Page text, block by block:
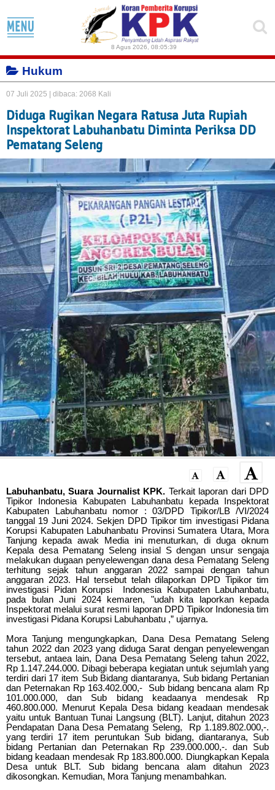
8 Agus 2026 08:05:39
Hukum
07 Juli 2025 | dibaca: 2068 Kali
Diduga Rugikan Negara Ratusa Juta Rupiah
Inspektorat Labuhanbatu Diminta Periksa DD
Pematang Seleng
Labuhanbatu, Suara Journalist KPK. Terkait laporan dari DPD
Tipikor Indonesia Kabupaten Labuhanbatu kepada Inspektorat
Kabupaten Labuhanbatu nomor : 03/DPD Tipikor/LB /VI/2024
tanggal 19 Juni 2024. Sekjen DPD Tipikor tim investigasi Pidana
Korupsi Kabupaten Labuhanbatu Provinsi Sumatera Utara, Mora
Tanjung kepada awak Media ini menuturkan, di duga oknum
Kepala desa Pematang Seleng insial S dengan unsur sengaja
melakukan dugaan penyelewengan dana desa Pematang Seleng
terhitung sejak tahun anggaran 2022 sampai dengan tahun
anggaran 2023. Hal tersebut telah dilaporkan DPD Tipikor tim
investigasi Pidan Korupsi Indonesia Kabupaten Labuhanbatu,
pada bulan Juni 2024 kemaren, "udah kita laporkan kepada
Inspektorat melalui surat resmi laporan DPD Tipikor Indonesia tim
investigasi Pidana Korupsi Labuhanbatu ,” ujarnya.
Mora Tanjung mengungkapkan, Dana Desa Pematang Seleng
tahun 2022 dan 2023 yang diduga Sarat dengan penyelewengan
tersebut, antaea lain, Dana Desa Pematang Seleng tahun 2022,
Rp 1.147.244.000. Dibagi beberapa kegiatan untuk sejumlah yang
terdiri dari 17 item Sub Bidang diantaranya, Sub bidang Pertanian
dan Peternakan Rp 163.402.000,- Sub bidang bencana alam Rp
101.000.000, dan Sub bidang keadaanya mendesak Rp
460.800.000. Menurut Kepala Desa bidang keadaan mendesak
yaitu untuk Bantuan Tunai Langsung (BLT). Lanjut, ditahun 2023
Pendapatan Dana Desa Pematang Seleng, Rp 1.189.802.000,-.
yang terdiri 17 item peruntukan Sub bidang, diantaranya, Sub
bidang Pertanian dan Peternakan Rp 239.000.000,-. dan Sub
bidang keadaan mendesak Rp 183.800.000. Diungkapkan Kepala
Desa untuk BLT. Sub bidang bencana alam ditahun 2023
dikosongkan. Kemudian, Mora Tanjung menambahkan.